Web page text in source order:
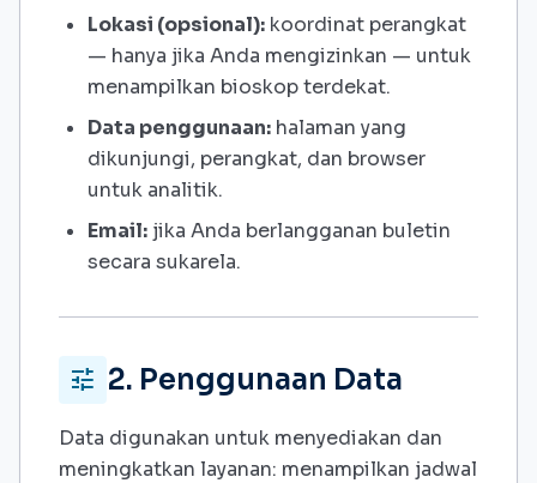
Lokasi (opsional): koordinat perangkat
— hanya jika Anda mengizinkan — untuk
menampilkan bioskop terdekat.
Data penggunaan: halaman yang
dikunjungi, perangkat, dan browser
untuk analitik.
Email: jika Anda berlangganan buletin
secara sukarela.
tune 2. Penggunaan Data
Data digunakan untuk menyediakan dan
meningkatkan layanan: menampilkan jadwal